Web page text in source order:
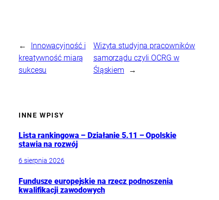
←
Innowacyjność i
kreatywność miarą
sukcesu
Wizyta studyjna pracowników
samorządu czyli OCRG w
Śląskiem
→
INNE WPISY
Lista rankingowa – Działanie 5.11 – Opolskie
stawia na rozwój
6 sierpnia 2026
Fundusze europejskie na rzecz podnoszenia
kwalifikacji zawodowych